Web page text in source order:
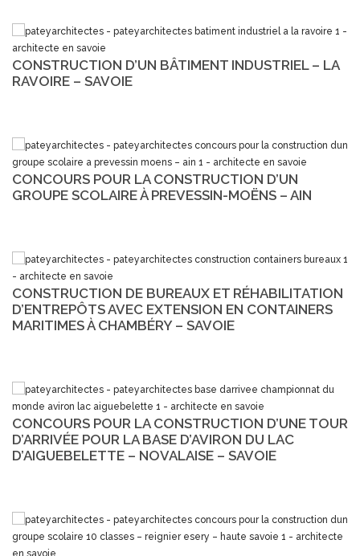
CONSTRUCTION D’UN BÂTIMENT INDUSTRIEL – LA
RAVOIRE – SAVOIE
CONCOURS POUR LA CONSTRUCTION D’UN
GROUPE SCOLAIRE À PREVESSIN-MOËNS – AIN
CONSTRUCTION DE BUREAUX ET RÉHABILITATION
D’ENTREPÔTS AVEC EXTENSION EN CONTAINERS
MARITIMES À CHAMBÉRY – SAVOIE
CONCOURS POUR LA CONSTRUCTION D’UNE TOUR
D’ARRIVÉE POUR LA BASE D’AVIRON DU LAC
D’AIGUEBELETTE – NOVALAISE – SAVOIE